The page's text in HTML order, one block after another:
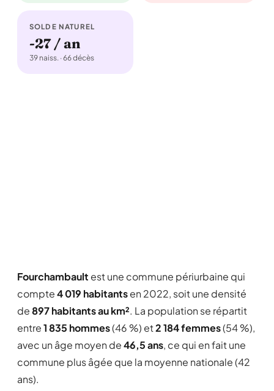
SOLDE NATUREL
-27 / an
39 naiss. · 66 décès
Fourchambault est une commune périurbaine qui
compte4 019 habitantsen 2022, soit une densité
de897 habitants au km². La population se répartit
entre1 835 hommes(46 %) et2 184 femmes(54 %),
avec un âge moyen de46,5 ans, ce qui en fait une
commune plus âgée que la moyenne nationale (42
ans).